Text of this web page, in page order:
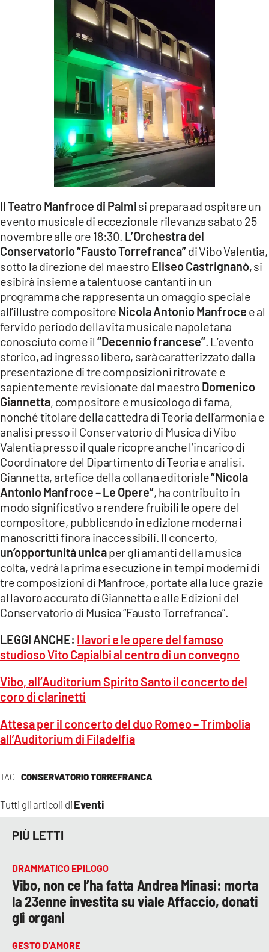
LACITYMAG.IT
COSENZACHANNEL.IT
ILVIBONESE.IT
CATANZAROCHANNEL.IT
LACAPITALENEWS.IT
App
ANDROID
APPLE
TAG CONSERVATORIO TORREFRANCA
Tutti gli articoli di Eventi
Il Teatro Manfroce di Palmisi prepara ad ospitare un
evento musicale di eccezionale rilevanza sabato 25
novembre alle ore 18:30. L’Orchestra del
Conservatorio “Fausto Torrefranca”di Vibo Valentia,
sotto la direzione del maestro Eliseo Castrignanò, si
esibirà insieme a talentuose cantanti in un
programma che rappresenta un omaggio speciale
all’illustre compositore Nicola Antonio Manfroce e al
fervido periodo della vita musicale napoletana
conosciuto come il “Decennio francese”. L’evento
storico, ad ingresso libero, sarà caratterizzato dalla
presentazione di tre composizioni ritrovate e
sapientemente revisionate dal maestro Domenico
Giannetta, compositore e musicologo di fama,
nonché titolare della cattedra di Teoria dell’armonia e
analisi presso il Conservatorio di Musica di Vibo
Valentia presso il quale ricopre anche l’incarico di
Coordinatore del Dipartimento di Teoria e analisi.
Giannetta, artefice della collana editoriale“Nicola
Antonio Manfroce – Le Opere”, ha contribuito in
modo significativo a rendere fruibili le opere del
compositore, pubblicando in edizione moderna i
manoscritti finora inaccessibili. Il concerto,
un’opportunità unicaper gli amanti della musica
colta, vedrà la prima esecuzione in tempi moderni di
tre composizioni di Manfroce, portate alla luce grazie
al lavoro accurato di Giannetta e alle Edizioni del
Conservatorio di Musica “Fausto Torrefranca”.
LEGGI ANCHE: I lavori e le opere del famoso
studioso Vito Capialbi al centro di un convegno
Vibo, all’Auditorium Spirito Santo il concerto del
coro di clarinetti
Attesa per il concerto del duo Romeo – Trimbolia
all’Auditorium di Filadelfia
PIÙ LETTI
DRAMMATICO EPILOGO
Vibo, non ce l’ha fatta Andrea Minasi: morta
la 23enne investita su viale Affaccio, donati
gli organi
GESTO D’AMORE